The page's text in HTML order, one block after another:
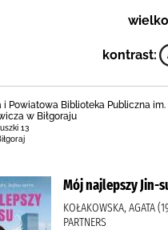
kontrast:
i Powiatowa Biblioteka Publiczna im.
w Biłgoraju
13
Mój najlepszy Jin-
KOŁAKOWSKA, AGATA
PARTNERS